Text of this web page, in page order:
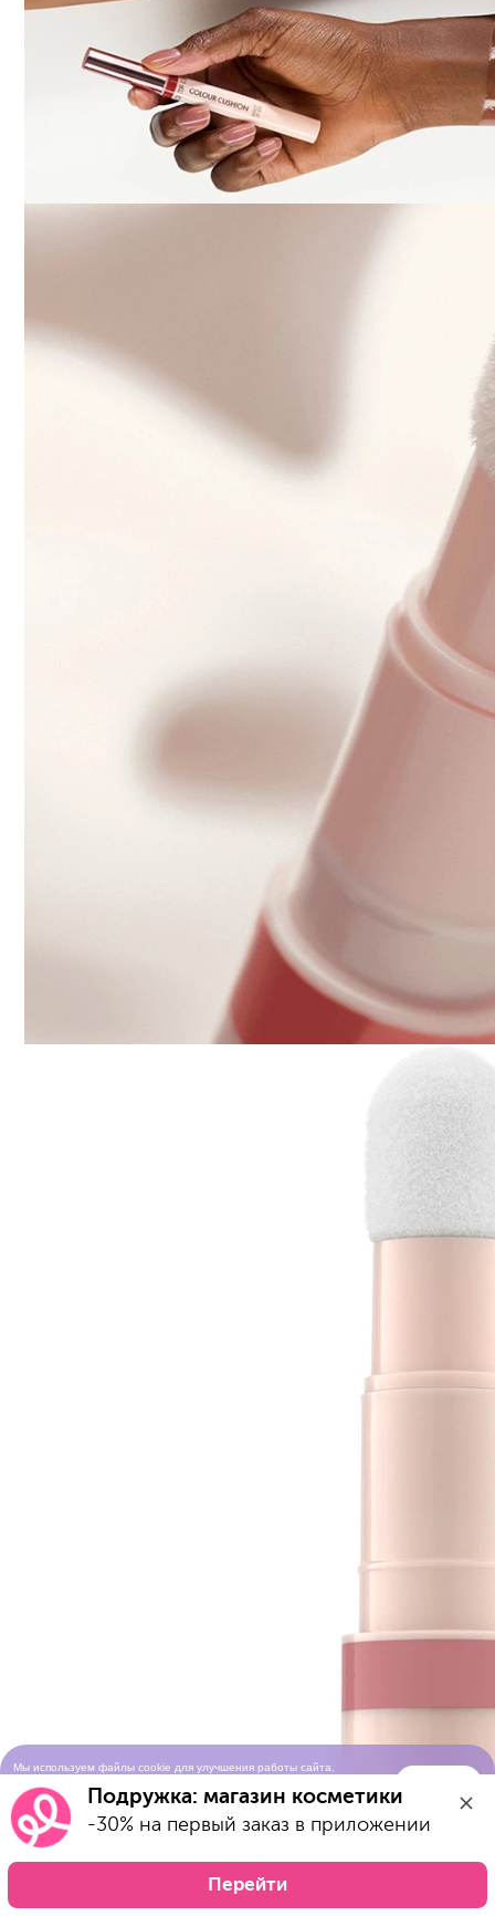
Мы используем файлы cookie для улучшения работы сайта.
использования cookie-файловПодружка: магазин косметики
-30% на первый заказ в приложении
Перейти